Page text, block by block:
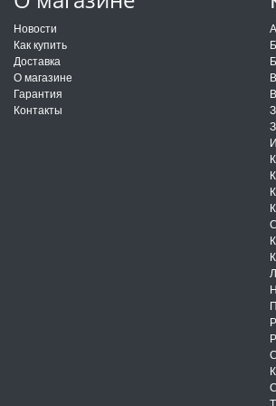
Новости
Как купить
Доставка
О магазине
Гарантия
Контакты